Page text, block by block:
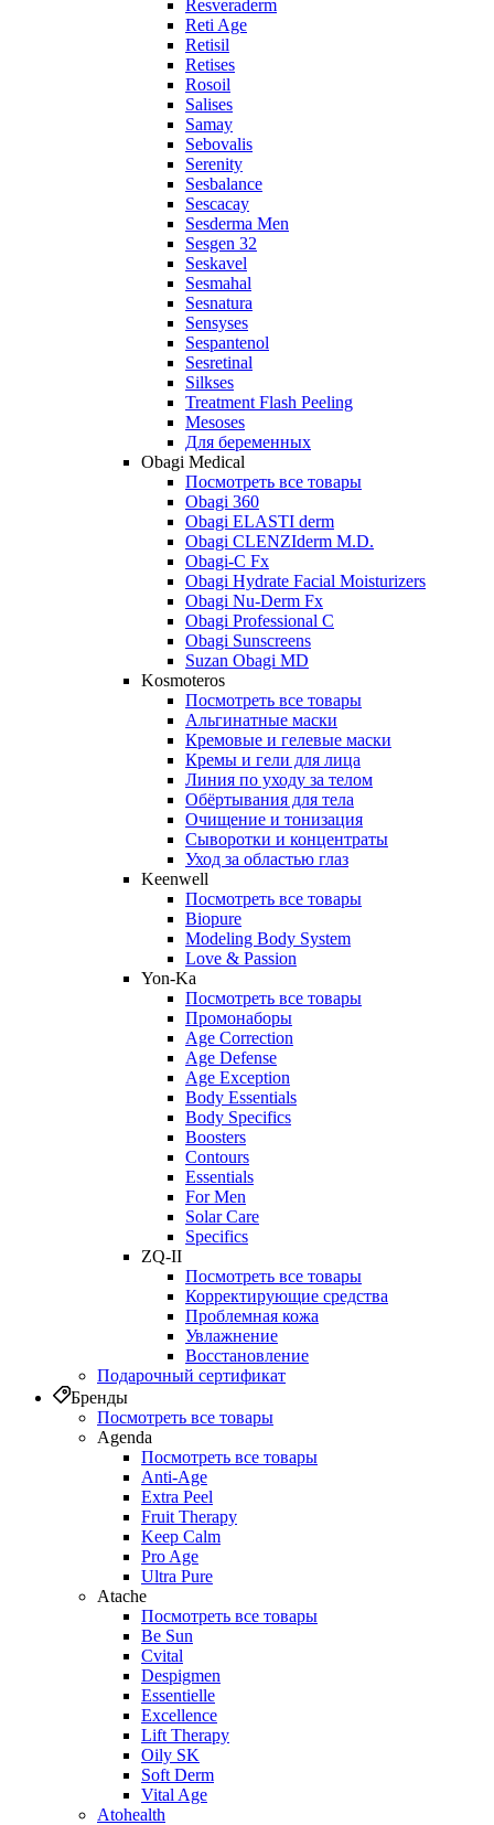
Resveraderm
Reti Age
Retisil
Retises
Rosoil
Salises
Samay
Sebovalis
Serenity
Sesbalance
Sescacay
Sesderma Men
Sesgen 32
Seskavel
Sesmahal
Sesnatura
Sensyses
Sespantenol
Sesretinal
Silkses
Treatment Flash Peeling
Mesoses
Для беременных
Obagi Medical
Посмотреть все товары
Obagi 360
Obagi ELASTI derm
Obagi CLENZIderm M.D.
Obagi-C Fx
Obagi Hydrate Facial Moisturizers
Obagi Nu-Derm Fx
Obagi Professional C
Obagi Sunscreens
Suzan Obagi MD
Kosmoteros
Посмотреть все товары
Альгинатные маски
Кремовые и гелевые маски
Кремы и гели для лица
Линия по уходу за телом
Обёртывания для тела
Очищение и тонизация
Сыворотки и концентраты
Уход за областью глаз
Keenwell
Посмотреть все товары
Biopure
Modeling Body System
Love & Passion
Yon-Ka
Посмотреть все товары
Промонаборы
Age Correction
Age Defense
Age Exception
Body Essentials
Body Specifics
Boosters
Contours
Essentials
For Men
Solar Care
Specifics
ZQ-II
Посмотреть все товары
Корректирующие средства
Проблемная кожа
Увлажнение
Восстановление
Подарочный сертификат
Бренды
Посмотреть все товары
Agenda
Посмотреть все товары
Anti‑Age
Extra Peel
Fruit Therapy
Keep Calm
Pro Age
Ultra Pure
Atache
Посмотреть все товары
Be Sun
Cvital
Despigmen
Essentielle
Excellence
Lift Therapy
Oily SK
Soft Derm
Vital Age
Atohealth